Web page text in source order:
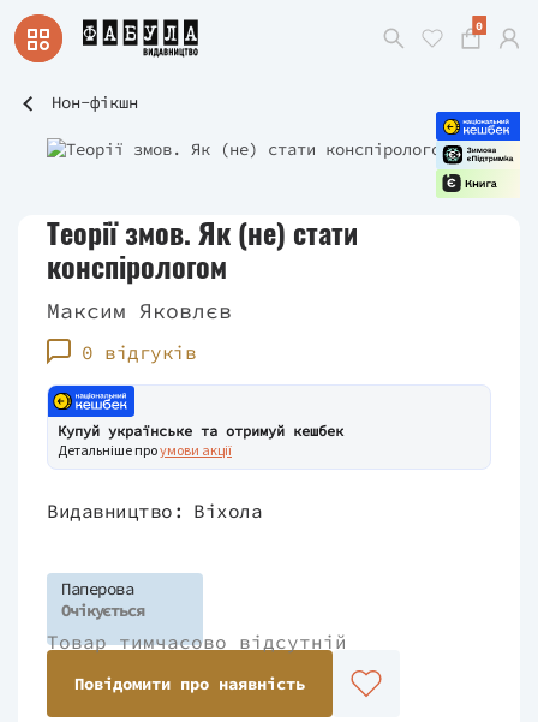
0
Нон-фікшн
Теорії змов. Як (не) стати
конспірологом
Максим Яковлєв
0 відгуків
Купуй українське та отримуй кешбек
Детальніше проумови акції
Видавництво: Віхола
Паперова
Очікується
Товар тимчасово відсутній
Повідомити про наявність